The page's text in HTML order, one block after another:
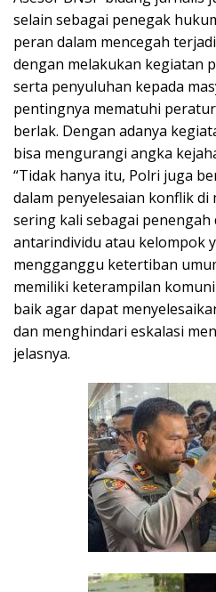
selain sebagai penegak
peran dalam mencegah
dengan melakukan kegiatan
serta penyuluhan kepada
pentingnya mematuhi
berlak. Dengan adanya
bisa mengurangi angka
“Tidak hanya itu, Polri juga
dalam penyelesaian konflik di
sering kali sebagai penengah
antarindividu atau kelompok
mengganggu ketertiban
memiliki keterampilan
baik agar dapat
dan menghindari eskalasi
jelasnya.